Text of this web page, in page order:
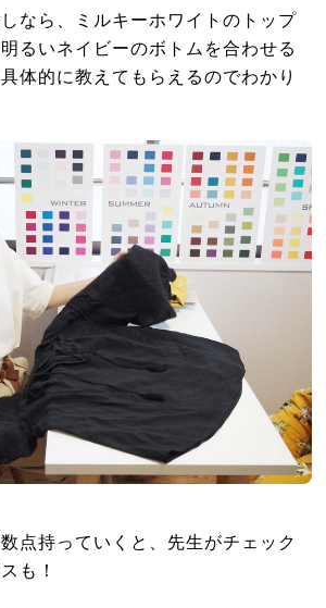
しなら、ミルキーホワイトのトップ
るいネイビーのボトムを合わせる
体的に教えてもらえるのでわかり
点持っていくと、先生がチェック
も！